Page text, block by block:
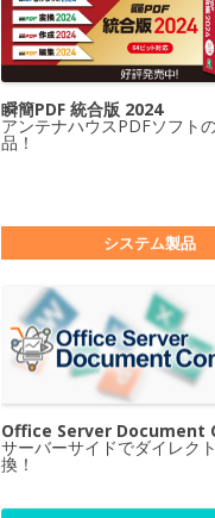
瞬簡PDF 統合版 2024
アンテナハウスPDFソフト
品！
システム製品
Office Server Document
サーバーサイドでダイレク
換！